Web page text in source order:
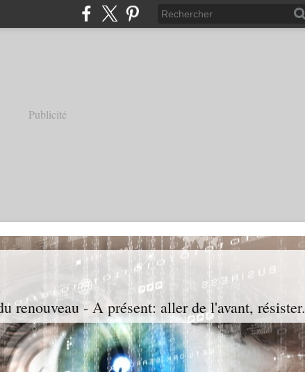
Publicité
renouveau - A présent: aller de l'avant, résister.